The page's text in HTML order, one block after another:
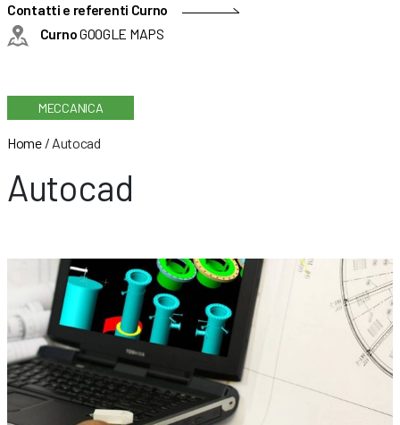
Contatti e referenti Curno
CurnoGOOGLE MAPS
MECCANICA
Home/ Autocad
Autocad